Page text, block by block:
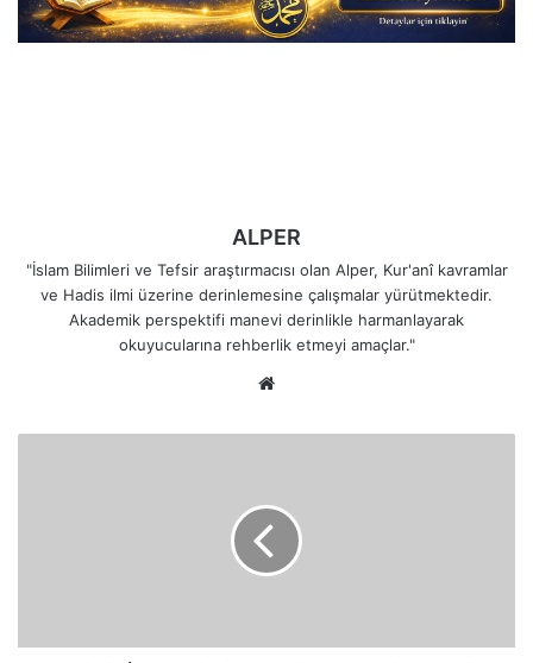
ALPER
"İslam Bilimleri ve Tefsir araştırmacısı olan Alper, Kur'anî kavramlar
ve Hadis ilmi üzerine derinlemesine çalışmalar yürütmektedir.
Akademik perspektifi manevi derinlikle harmanlayarak
okuyucularına rehberlik etmeyi amaçlar."